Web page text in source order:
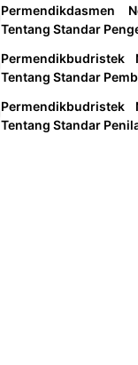
Permendikdasmen
Tentang Standar
Tentang Standar
Tentang Standar